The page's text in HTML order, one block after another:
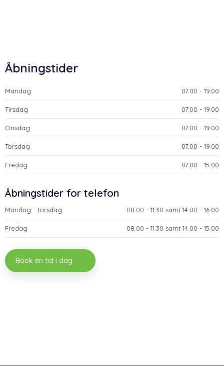
Åbningstider
Mandag ​07.00 - 19.00​
Tirsdag ​07.00 - 19.00​
Onsdag ​07.00 - 19.00​
Torsdag ​07.00 - 19.00​
Fredag ​07.00 - 15.00​
​Åbningstider for telefon
Mandag - torsdag​ ​08.00 - 11.30 samt 14.00 - 16.00​
Fredag ​08.00 - 11.30 samt 14.00 - 15.00
Book en tid i dag